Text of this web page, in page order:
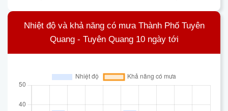
Nhiệt độ và khả năng có mưa Thành Phố Tuyên
Quang - Tuyên Quang 10 ngày tới